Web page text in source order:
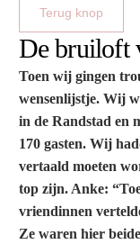
Terug knop
De bruiloft
Toen wij gingen
wensenlijstje. Wij
in de Randstad en
170 gasten. Wij
vertaald moeten
top zijn. Anke:
vriendinnen
Ze waren hier
Over ons